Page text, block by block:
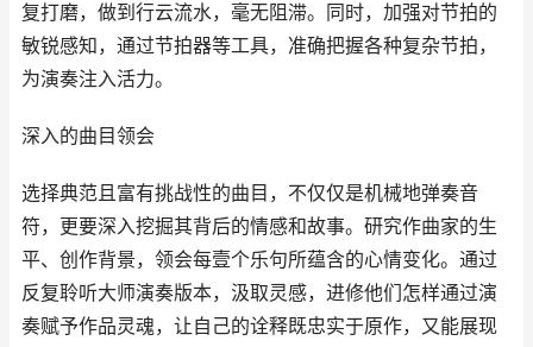
复打磨，做到行云流水，毫无阻滞。同时，加强对节拍的
敏锐感知，通过节拍器等工具，准确把握各种复杂节拍，
为演奏注入活力。
深入的曲目领会
选择典范且富有挑战性的曲目，不仅仅是机械地弹奏音
符，更要深入挖掘其背后的情感和故事。研究作曲家的生
平、创作背景，领会每壹个乐句所蕴含的心情变化。通过
反复聆听大师演奏版本，汲取灵感，进修他们怎样通过演
奏赋予作品灵魂，让自己的诠释既忠实于原作，又能展现